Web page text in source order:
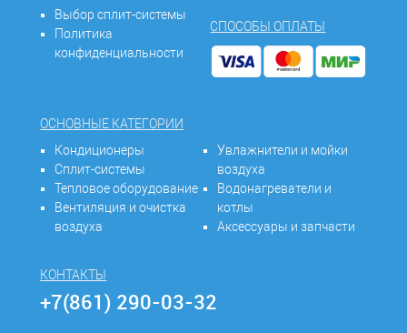
Выбор сплит-системы
Политика
конфиденциальности
СПОСОБЫ ОПЛАТЫ
ОСНОВНЫЕ КАТЕГОРИИ
Кондиционеры
Сплит-системы
Тепловое оборудование
Вентиляция и очистка
воздуха
Увлажнители и мойки
воздуха
Водонагреватели и
котлы
Аксессуары и запчасти
КОНТАКТЫ
+7(861) 290-03-32